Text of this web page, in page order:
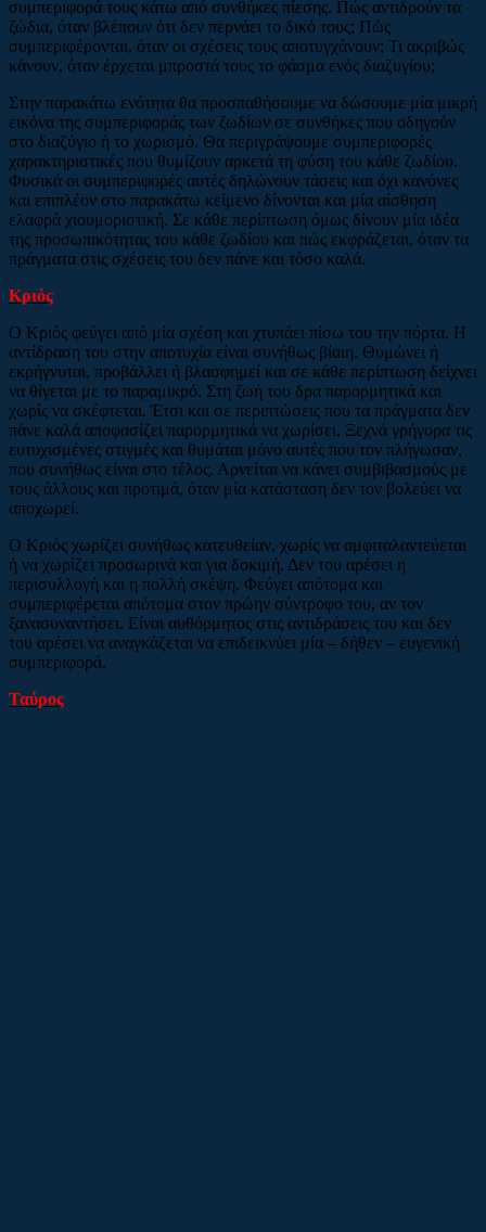
συμπεριφορά τους κάτω από συνθήκες πίεσης. Πώς αντιδρούν τα
ζώδια, όταν βλέπουν ότι δεν περνάει το δικό τους; Πώς
συμπεριφέρονται, όταν οι σχέσεις τους αποτυγχάνουν; Τι ακριβώς
κάνουν, όταν έρχεται μπροστά τους το φάσμα ενός διαζυγίου;
Στην παρακάτω ενότητα θα προσπαθήσουμε να δώσουμε μία μικρή
εικόνα της συμπεριφοράς των ζωδίων σε συνθήκες που οδηγούν
στο διαζύγιο ή το χωρισμό. Θα περιγράψουμε συμπεριφορές
χαρακτηριστικές που θυμίζουν αρκετά τη φύση του κάθε ζωδίου.
Φυσικά οι συμπεριφορές αυτές δηλώνουν τάσεις και όχι κανόνες
και επιπλέον στο παρακάτω κείμενο δίνονται και μία αίσθηση
ελαφρά χιουμοριστική. Σε κάθε περίπτωση όμως δίνουν μία ιδέα
της προσωπικότητας του κάθε ζωδίου και πώς εκφράζεται, όταν τα
πράγματα στις σχέσεις του δεν πάνε και τόσο καλά.
Κριός
Ο Κριός φεύγει από μία σχέση και χτυπάει πίσω του την πόρτα. Η
αντίδραση του στην αποτυχία είναι συνήθως βίαιη. Θυμώνει ή
εκρήγνυται, προβάλλει ή βλασφημεί και σε κάθε περίπτωση δείχνει
να θίγεται με το παραμικρό. Στη ζωή του δρα παρορμητικά και
χωρίς να σκέφτεται. Έτσι και σε περιπτώσεις που τα πράγματα δεν
πάνε καλά αποφασίζει παρορμητικά να χωρίσει. Ξεχνά γρήγορα τις
ευτυχισμένες στιγμές και θυμάται μόνο αυτές που τον πλήγωσαν,
που συνήθως είναι στο τέλος. Αρνείται να κάνει συμβιβασμούς με
τους άλλους και προτιμά, όταν μία κατάσταση δεν τον βολεύει να
αποχωρεί.
Ο Κριός χωρίζει συνήθως κατευθείαν, χωρίς να αμφιταλαντεύεται
ή να χωρίζει προσωρινά και για δοκιμή. Δεν του αρέσει η
περισυλλογή και η πολλή σκέψη. Φεύγει απότομα και
συμπεριφέρεται απότομα στον πρώην σύντροφο του, αν τον
ξανασυναντήσει. Είναι αυθόρμητος στις αντιδράσεις του και δεν
του αρέσει να αναγκάζεται να επιδεικνύει μία – δήθεν – ευγενική
συμπεριφορά.
Ταύρος